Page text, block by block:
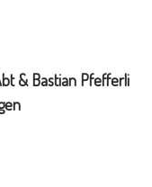
& Bastian Pfefferli